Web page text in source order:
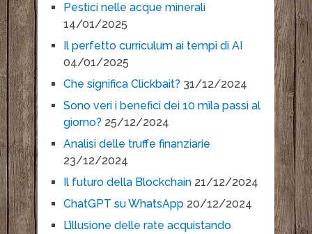
Pestici nelle acque minerali
14/01/2025
Il perfetto curriculum ai tempi di AI
04/01/2025
Che significa Clickbait? 31/12/2024
Sono veri i benefici dei 10 mila passi al
giorno? 25/12/2024
Analisi delle truffe finanziarie
23/12/2024
Il futuro della Blockchain 21/12/2024
ChatGPT su WhatsApp 20/12/2024
L’illusione delle rate acquistando